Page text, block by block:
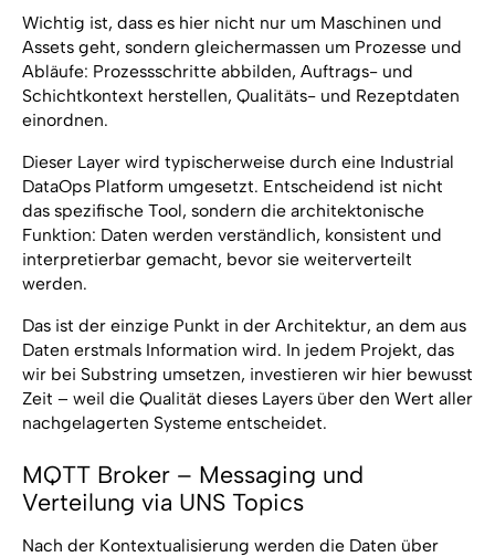
Wichtig ist, dass es hier nicht nur um Maschinen und
Assets geht, sondern gleichermassen um Prozesse und
Abläufe: Prozessschritte abbilden, Auftrags- und
Schichtkontext herstellen, Qualitäts- und Rezeptdaten
einordnen.
Dieser Layer wird typischerweise durch eine Industrial
DataOps Platform umgesetzt. Entscheidend ist nicht
das spezifische Tool, sondern die architektonische
Funktion: Daten werden verständlich, konsistent und
interpretierbar gemacht, bevor sie weiterverteilt
werden.
Das ist der einzige Punkt in der Architektur, an dem aus
Daten erstmals Information wird. In jedem Projekt, das
wir bei Substring umsetzen, investieren wir hier bewusst
Zeit – weil die Qualität dieses Layers über den Wert aller
nachgelagerten Systeme entscheidet.
MQTT Broker – Messaging und
Verteilung via UNS Topics
Nach der Kontextualisierung werden die Daten über